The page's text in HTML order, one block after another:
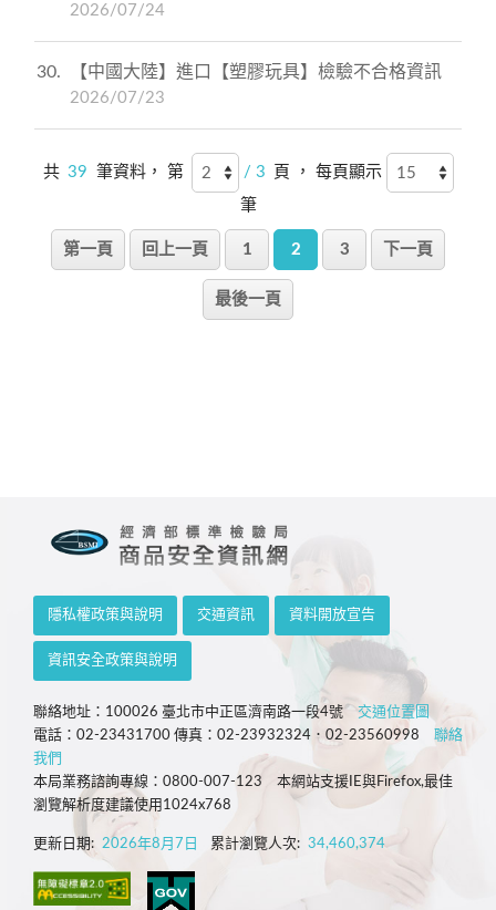
2026/07/24
30 【中國大陸】進口【塑膠玩具】檢驗不合格資訊
2026/07/23
共 39 筆資料， 第 / 3 頁 ， 每頁顯示
筆
第一頁 回上一頁 1 2 3 下一頁
最後一頁
隱私權政策與說明 交通資訊 資料開放宣告
資訊安全政策與說明
聯絡地址：100026 臺北市中正區濟南路一段4號 交通位置圖
電話：02-23431700 傳真：02-23932324．02-23560998 聯絡
我們
本局業務諮詢專線：0800-007-123 本網站支援IE與Firefox,最佳
瀏覽解析度建議使用1024x768
更新日期: 2026年8月7日 累計瀏覽人次: 34,460,374